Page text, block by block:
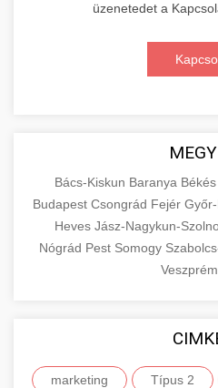
üzenetedet a
Bács-Kiskun Baranya Békés
Budapest Csongrád Fejér
Heves Jász-Nagykun-
Nógrád Pest Somogy
Veszprém
marketing Típus 2